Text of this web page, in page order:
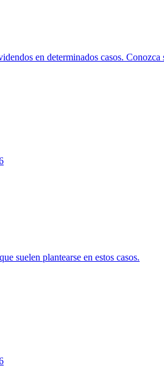
en determinados casos. Conozca
suelen plantearse en estos casos.